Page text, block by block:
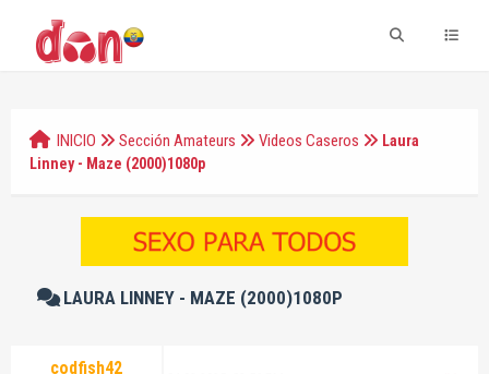
INICIO Sección Amateurs Videos Caseros
Laura
Linney - Maze (2000)1080p
LAURA LINNEY - MAZE (2000)1080P
codfish42